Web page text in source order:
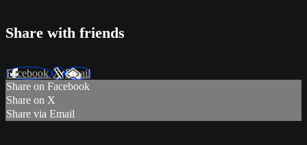
Share with friends
FacebookXEmail
Share on Facebook
Share on X
Share via Email